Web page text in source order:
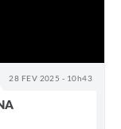
28 FEV 2025 - 10h43